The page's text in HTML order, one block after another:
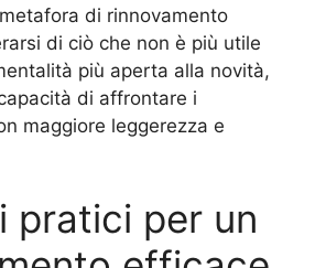
di rinnovamento
di ciò che non è più utile
più aperta alla novità,
di affrontare i
maggiore leggerezza e
pratici per un